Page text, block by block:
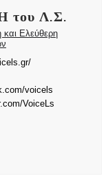
του Λ.Σ.
και Ελεύθερη
voicels
VoiceLs